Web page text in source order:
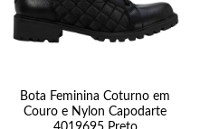
Bota Feminina Coturno em
Couro e Nylon Capodarte